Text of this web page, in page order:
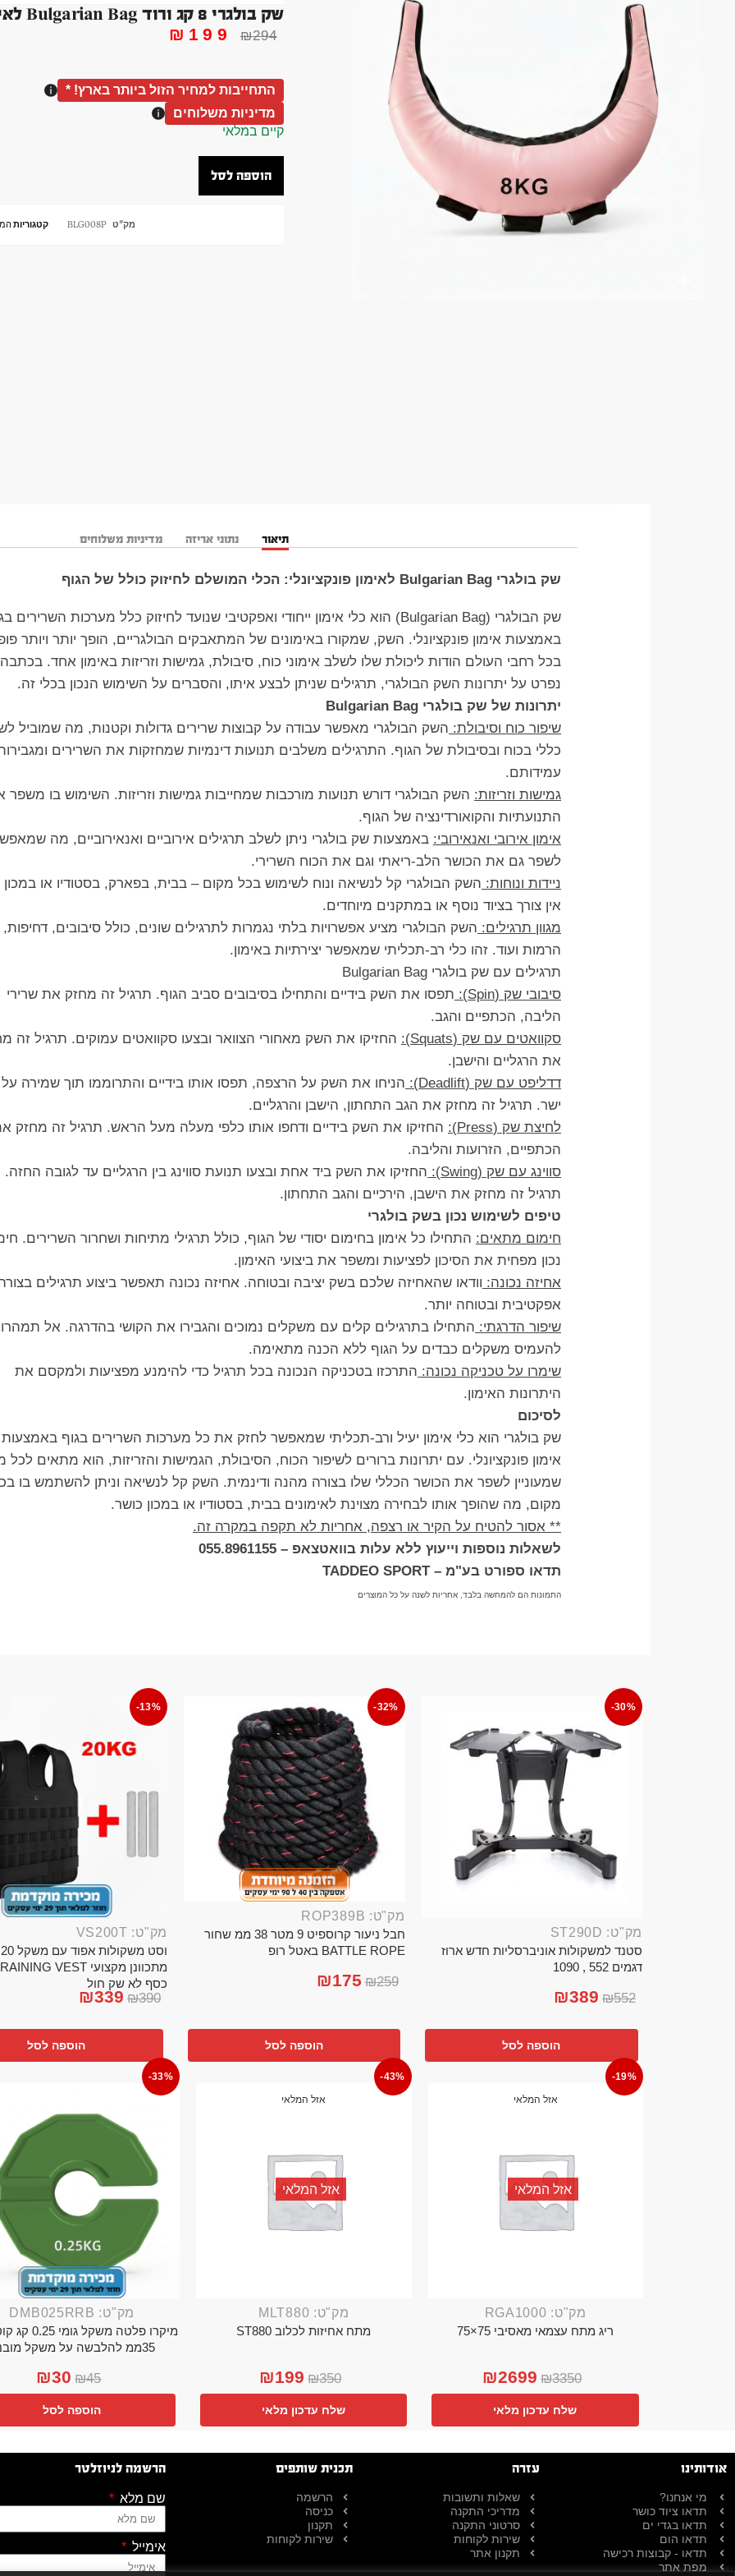
שק בולגרי 8 קג ורוד Bulgarian Bag לאימון פונקציונלי
₪294
₪ 199
התחייבות למחיר הזול ביותר בארץ! *
מדיניות משלוחים
קיים במלאי
הוספה לסל
מק"ט BLG008P קטגוריות
תיאור נתוני אריזה מדיניות משלוחים
שק בולגרי Bulgarian Bag לאימון פונקציונלי: הכלי המושלם לחיזוק כולל של הגוף
שק הבולגרי (Bulgarian Bag) הוא כלי אימון ייחודי ואפקטיבי שנועד לחיזוק כלל מערכות השרירים בגוף
באמצעות אימון פונקציונלי. השק, שמקורו באימונים של המתאבקים הבולגריים, הופך יותר ויותר
בכל רחבי העולם הודות ליכולת שלו לשלב אימוני כוח, סיבולת, גמישות וזריזות באימון אחד. בכתבה
נפרט על יתרונות השק הבולגרי, תרגילים שניתן לבצע איתו, והסברים על השימוש הנכון בכלי זה.
יתרונות של שק בולגרי Bulgarian Bag
שיפור כוח וסיבולת: השק הבולגרי מאפשר עבודה על קבוצות שרירים גדולות וקטנות, מה שמוביל
כללי בכוח ובסיבולת של הגוף. התרגילים משלבים תנועות דינמיות שמחזקות את השרירים
עמידותם.
גמישות וזריזות: השק הבולגרי דורש תנועות מורכבות שמחייבות גמישות וזריזות. השימוש בו משפר
התנועתיות והקואורדינציה של הגוף.
אימון אירובי ואנאירובי: באמצעות שק בולגרי ניתן לשלב תרגילים אירוביים ואנאירוביים, מה
לשפר גם את הכושר הלב-ריאתי וגם את הכוח השרירי.
ניידות ונוחות: השק הבולגרי קל לנשיאה ונוח לשימוש בכל מקום – בבית, בפארק, בסטודיו או במכון
אין צורך בציוד נוסף או במתקנים מיוחדים.
מגוון תרגילים: השק הבולגרי מציע אפשרויות בלתי נגמרות לתרגילים שונים, כולל סיבובים, דחיפות,
הרמות ועוד. זהו כלי רב-תכליתי שמאפשר יצירתיות באימון.
תרגילים עם שק בולגרי Bulgarian Bag
סיבובי שק (Spin):
תפסו את השק בידיים והתחילו בסיבובים סביב הגוף. תרגיל זה מחזק את שרירי
הליבה, הכתפיים והגב.
סקוואטים עם שק (Squats):
החזיקו את השק מאחורי הצוואר ובצעו סקוואטים עמוקים. תרגיל זה
את הרגליים והישבן.
דדליפט עם שק (Deadlift):
הניחו את השק על הרצפה, תפסו אותו בידיים והתרוממו תוך שמירה
ישר. תרגיל זה מחזק את הגב התחתון, הישבן והרגליים.
לחיצת שק (Press):
החזיקו את השק בידיים ודחפו אותו כלפי מעלה מעל הראש. תרגיל זה מחזק
הכתפיים, הזרועות והליבה.
סווינג עם שק (Swing):
החזיקו את השק ביד אחת ובצעו תנועת סווינג בין הרגליים עד לגובה החזה.
תרגיל זה מחזק את הישבן, הירכיים והגב התחתון.
טיפים לשימוש נכון בשק בולגרי
חימום מתאים: התחילו כל אימון בחימום יסודי של הגוף, כולל תרגילי מתיחות ושחרור השרירים.
נכון מפחית את הסיכון לפציעות ומשפר את ביצועי האימון.
אחיזה נכונה: וודאו שהאחיזה שלכם בשק יציבה ובטוחה. אחיזה נכונה תאפשר ביצוע תרגילים
אפקטיבית ובטוחה יותר.
שיפור הדרגתי: התחילו בתרגילים קלים עם משקלים נמוכים והגבירו את הקושי בהדרגה. אל תמהרו
להעמיס משקלים כבדים על הגוף ללא הכנה מתאימה.
שימרו על טכניקה נכונה: התרכזו בטכניקה הנכונה בכל תרגיל כדי להימנע מפציעות ולמקסם את
היתרונות האימון.
לסיכום
שק בולגרי הוא כלי אימון יעיל ורב-תכליתי שמאפשר לחזק את כל מערכות השרירים בגוף באמצעות
אימון פונקציונלי. עם יתרונות ברורים לשיפור הכוח, הסיבולת, הגמישות והזריזות, הוא מתאים לכל
שמעוניין לשפר את הכושר הכללי שלו בצורה מהנה ודינמית. השק קל לנשיאה וניתן להשתמש בו
מקום, מה שהופך אותו לבחירה מצוינת לאימונים בבית, בסטודיו או במכון כושר.
** אסור להטיח על הקיר או רצפה, אחריות לא תקפה במקרה זה.
לשאלות נוספות וייעוץ ללא עלות בוואטצאפ – 055.8961155
תדאו ספורט בע"מ – TADDEO SPORT
התמונות הם להמחשה בלבד, אחריות לשנה על כל המוצרים
-30%
מק"ט: ST290D
סטנד למשקולות אוניברסליות חדש ארוז
דגמים 552 , 1090
₪552
₪389
הוספה לסל
-32%
מק"ט: ROP389B
חבל ניעור קרוספיט 9 מטר 38 ממ שחור
BATTLE ROPE באטל רופ
₪259
₪175
הוספה לסל
-13%
מק"ט: VS200T
כסף לא שק חול
₪390
₪339
הוספה לסל
-19%
אזל המלאי
אזל המלאי
מק"ט: RGA1000
ריג מתח עצמאי מאסיבי 75×75
₪3350
₪2699
שלח עדכון מלאי
-43%
אזל המלאי
אזל המלאי
מק"ט: MLT880
מתח אחיזות לכלוב ST880
₪350
₪199
שלח עדכון מלאי
-33%
מק"ט: DMB025RRB
מיקרו פלטה
35ממ להלבשה על משקל מובנה
₪45
₪30
הוספה לסל
אודותינו
מי אנחנו?
תדאו ציוד כושר
תדאו בגדי ים
תדאו הום
תדאו - קבוצות רכישה
מפת אתר
עזרה
שאלות ותשובות
מדריכי התקנה
סרטוני התקנה
שירות לקוחות
תקנון אתר
תכנית שותפים
הרשמה
כניסה
תקנון
שירות לקוחות
הרשמה לניוזלטר
שם מלא
אימייל